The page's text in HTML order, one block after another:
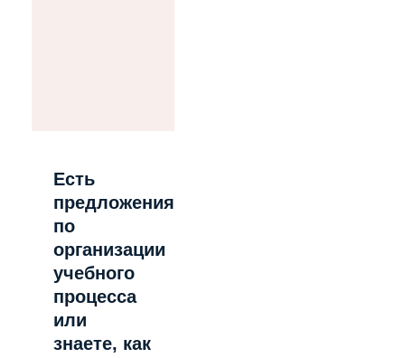
Есть
предложения
по
организации
учебного
процесса
или
знаете, как